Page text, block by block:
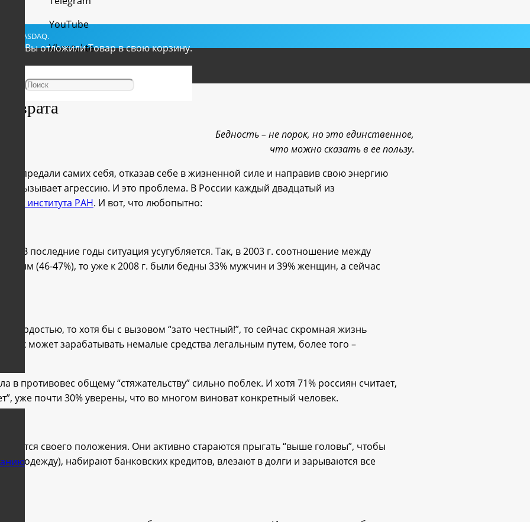
и NASDAQ.
YouTube
Vkontakte
Вы отложилиТоварв свою корзину.
Бедность – не порок, но это единственное,
что можно сказать в ее пользу.
предали самих себя, отказав себе в жизненной силе и направив свою энергию
вызывает агрессию. И это проблема. В России каждый двадцатый из
от института РАН. И вот, что любопытно:
В последние годы ситуация усугубляется. Так, в 2003 г. соотношение между
(46-47%), то уже к 2008 г. были бедны 33% мужчин и 39% женщин, а сейчас
гордостью, то хотя бы с вызовом “зато честный!”, то сейчас скромная жизнь
может зарабатывать немалые средства легальным путем, более того –
в противовес общему “стяжательству” сильно поблек. И хотя 71% россиян считает,
уже почти 30% уверены, что во многом виноват конкретный человек.
своего положения. Они активно стараются прыгать “выше головы”, чтобы
одежду), набирают банковских кредитов, влезают в долги и зарываются все